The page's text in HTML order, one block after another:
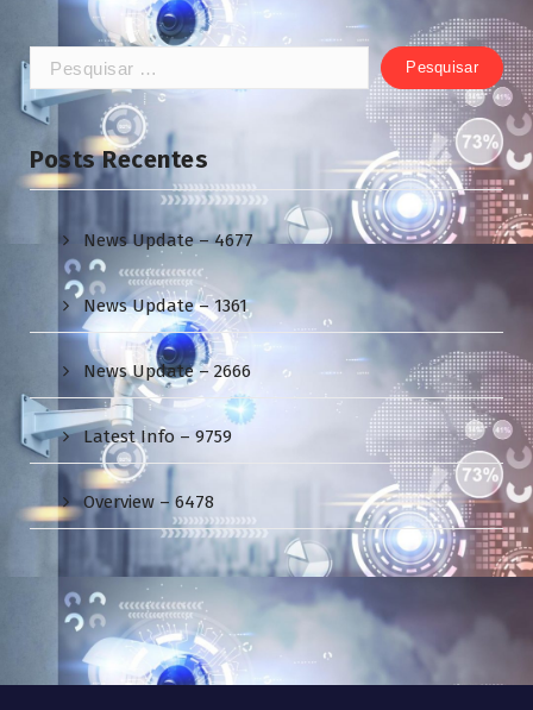
Pesquisar
por:
Posts Recentes
News Update – 4677
News Update – 1361
News Update – 2666
Latest Info – 9759
Overview – 6478